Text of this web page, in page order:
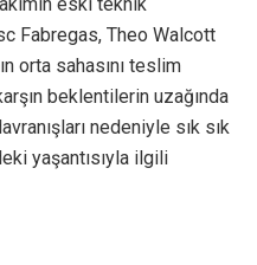
Fabregas, Theo Walcott
orta sahasını teslim
beklentilerin uzağında
nedeniyle sık sık
yaşantısıyla ilgili